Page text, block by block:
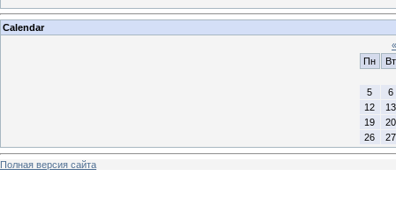
Calendar
«
Пн
Вт
5
6
12
13
19
20
26
27
Полная версия сайта